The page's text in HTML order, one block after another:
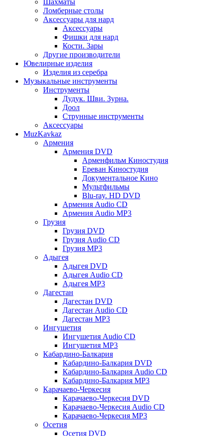
Шахматы
Ломберные столы
Аксессуары для нард
Аксессуары
Фишки для нард
Кости. Зары
Другие производители
Ювелирные изделия
Изделия из серебра
Музыкальные инструменты
Инструменты
Дудук. Шви. Зурна.
Доол
Струнные инструменты
Аксессуары
MuzKavkaz
Армения
Армения DVD
Арменфильм Киностудия
Ереван Киностудия
Документальное Кино
Мультфильмы
Blu-ray. HD DVD
Армения Audio CD
Армения Audio MP3
Грузия
Грузия DVD
Грузия Audio CD
Грузия MP3
Адыгея
Адыгея DVD
Адыгея Audio CD
Адыгея MP3
Дагестан
Дагестан DVD
Дагестан Audio CD
Дагестан MP3
Ингушетия
Ингушетия Audio CD
Ингушетия MP3
Кабардино-Балкария
Кабардино-Балкария DVD
Кабардино-Балкария Audio CD
Кабардино-Балкария MP3
Карачаево-Черкесия
Карачаево-Черкесия DVD
Карачаево-Черкесия Audio CD
Карачаево-Черкесия MP3
Осетия
Осетия DVD